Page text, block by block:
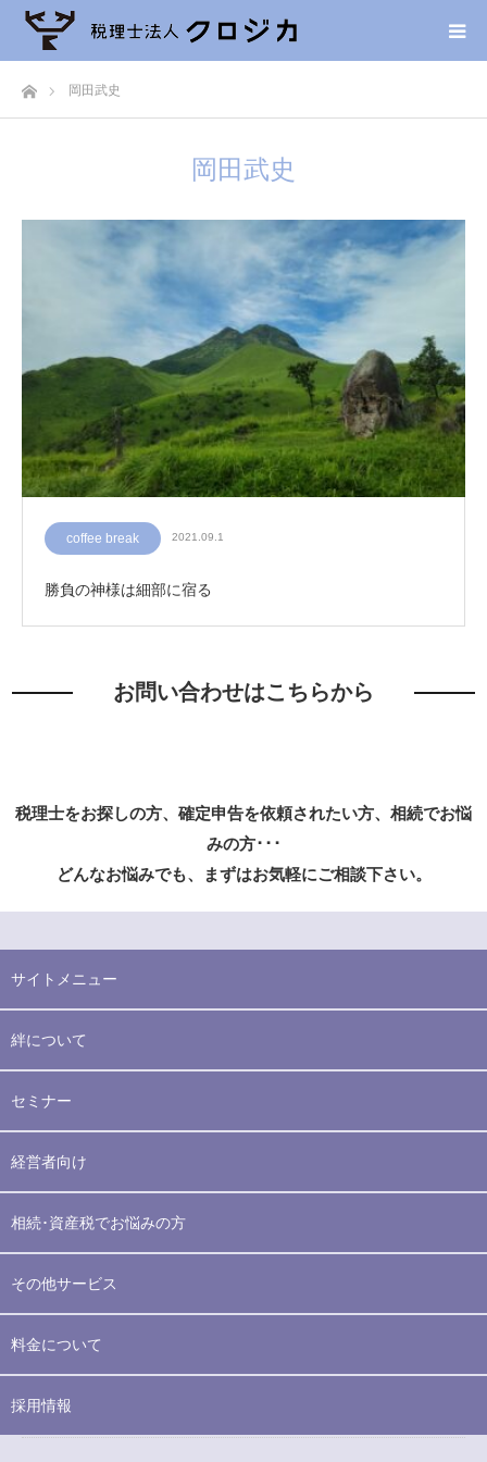
ホーム岡田武史
岡田武史
coffee break 2021.09.1
勝負の神様は細部に宿る
お問い合わせはこちらから
税理士をお探しの方、確定申告を依頼されたい方、相続でお悩
みの方･･･
どんなお悩みでも、まずはお気軽にご相談下さい。
サイトメニュー
絆について
セミナー
経営者向け
相続･資産税でお悩みの方
その他サービス
料金について
採用情報